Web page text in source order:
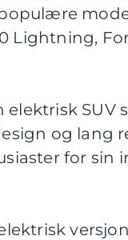
Lightning,
elektrisk SUV
og lang
for sin